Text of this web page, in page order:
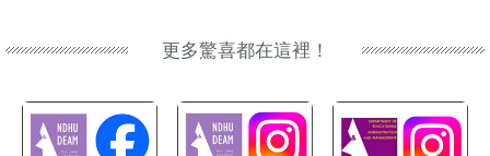
更多驚喜都在這裡！